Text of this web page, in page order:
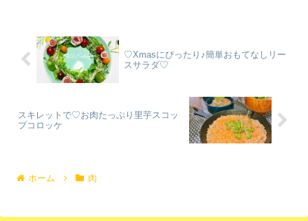
♡Xmasにぴったり♪簡単おもてなしリー
スサラダ♡
スキレットで♡お肉たっぷり里芋スコッ
プコロッケ
ホーム 肉